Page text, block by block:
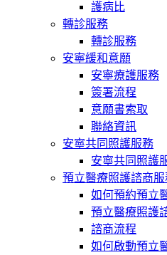
護病比
轉診服務
轉診服務
安寧緩和意願
安寧療護服務
簽署流程
意願書索取
聯絡資訊
安寧共同照護服務
安寧共同照護
預立醫療照護諮商服
如何預約預立
預立醫療照護
諮商流程
如何啟動預立